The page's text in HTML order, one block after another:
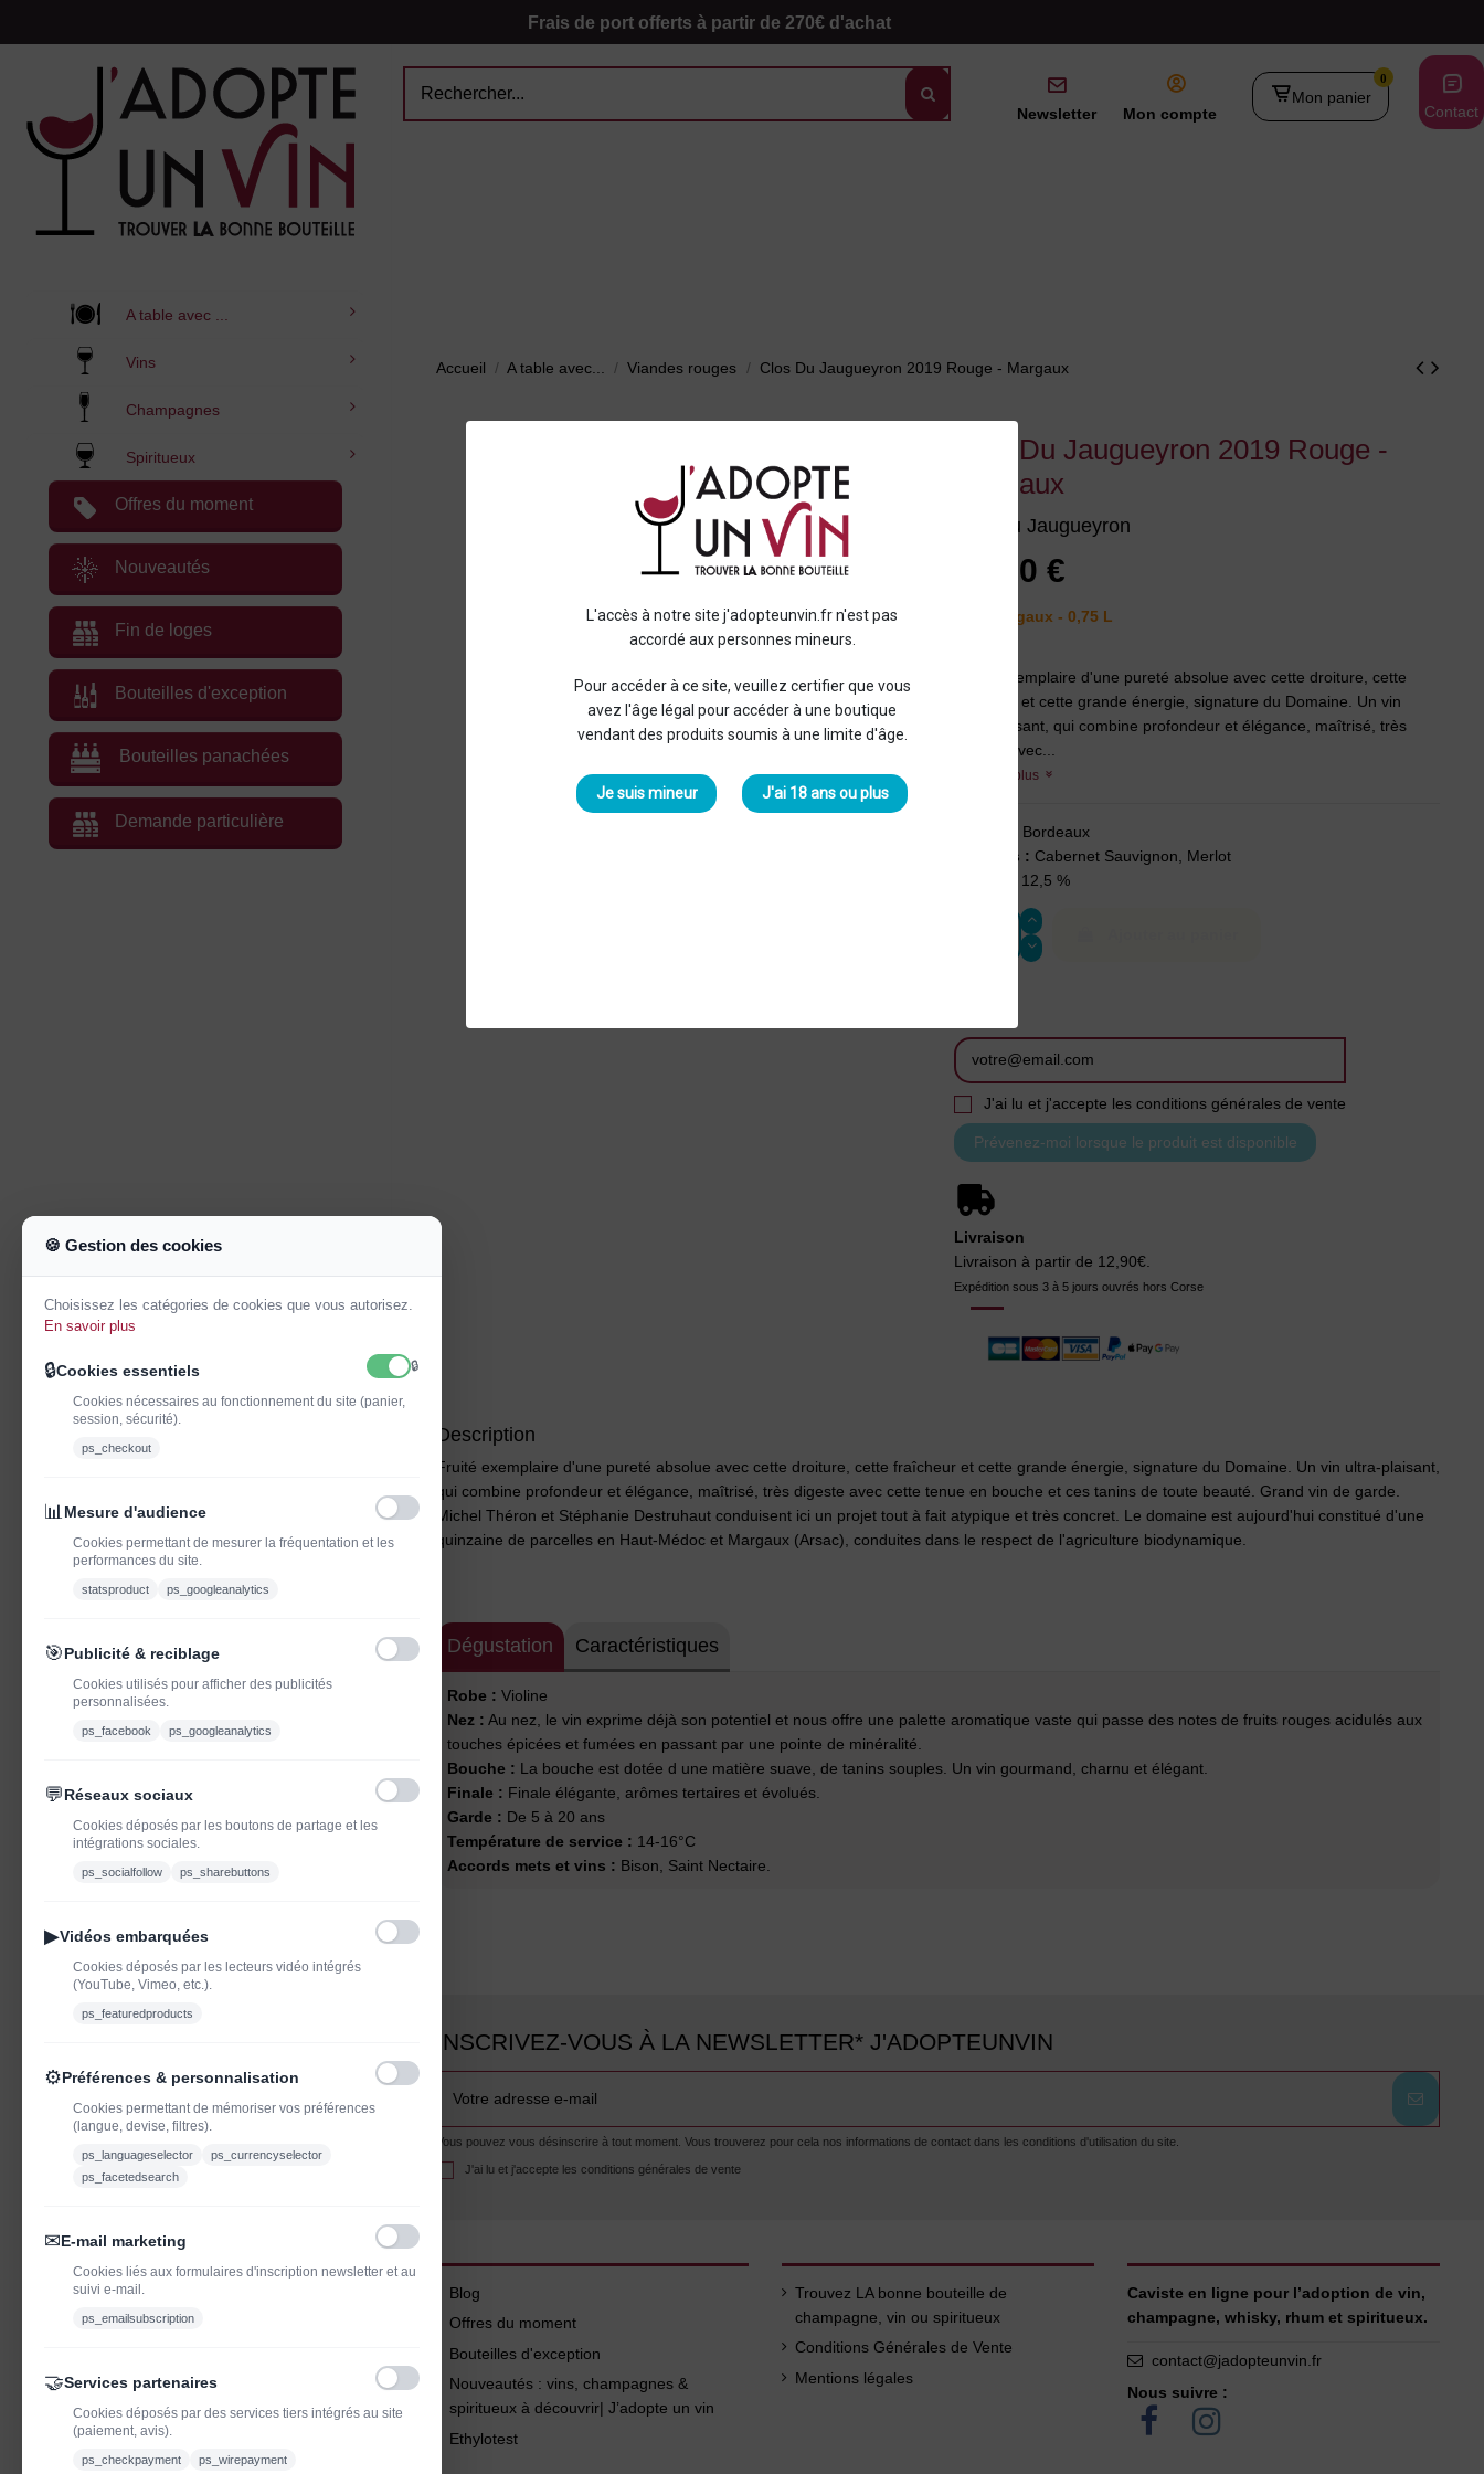
L'accès à notre site j'adopteunvin.fr n'est pas
accordé aux personnes mineurs.
Pour accéder à ce site, veuillez certifier que vous
avez l'âge légal pour accéder à une boutique
vendant des produits soumis à une limite d'âge.
Je suis mineur J'ai 18 ans ou plus
Frais de port offerts à partir de 270€ d'achat
Newsletter Mon compte
0
Mon panier
Contact
A table avec ...
Vins
Champagnes
Spiritueux
Offres du moment
Nouveautés
Fin de loges
Bouteilles d'exception
Bouteilles panachées
Demande particulière
Accueil A table avec... Viandes rouges Clos Du Jaugueyron 2019 Rouge - Margaux
Clos Du Jaugueyron 2019 Rouge -
Margaux
Clos du Jaugueyron
68,00 €
Aoc Margaux - 0,75 L
Fruité exemplaire d'une pureté absolue avec cette droiture, cette
fraîcheur et cette grande énergie, signature du Domaine. Un vin
ultra-plaisant, qui combine profondeur et élégance, maîtrisé, très
digeste avec...
En savoir plus
Bordeaux
Cépages : Cabernet Sauvignon, Merlot
12,5 %
J'ai lu et j'accepte les conditions générales de vente
Livraison
Livraison à partir de 12,90€.
Expédition sous 3 à 5 jours ouvrés hors Corse
Description
Fruité exemplaire d'une pureté absolue avec cette droiture, cette fraîcheur et cette grande énergie, signature du Domaine. Un vin ultra-plaisant,
qui combine profondeur et élégance, maîtrisé, très digeste avec cette tenue en bouche et ces tanins de toute beauté. Grand vin de garde.
Michel Théron et Stéphanie Destruhaut conduisent ici un projet tout à fait atypique et très concret. Le domaine est aujourd'hui constitué d'une
quinzaine de parcelles en Haut-Médoc et Margaux (Arsac), conduites dans le respect de l'agriculture biodynamique.
Dégustation Caractéristiques
Robe : Violine
Nez : Au nez, le vin exprime déjà son potentiel et nous offre une palette aromatique vaste qui passe des notes de fruits rouges acidulés aux
touches épicées et fumées en passant par une pointe de minéralité.
Bouche : La bouche est dotée d une matière suave, de tanins souples. Un vin gourmand, charnu et élégant.
Finale : Finale élégante, arômes tertaires et évolués.
Garde : De 5 à 20 ans
Température de service : 14-16°C
Accords mets et vins : Bison, Saint Nectaire.
INSCRIVEZ-VOUS À LA NEWSLETTER* J'ADOPTEUNVIN
Vous pouvez vous désinscrire à tout moment. Vous trouverez pour cela nos informations de contact dans les conditions d'utilisation du site.
J'ai lu et j'accepte les conditions générales de vente
Blog
Offres du moment
Bouteilles d'exception
Nouveautés : vins, champagnes &
spiritueux à découvrir| J’adopte un vin
Ethylotest
Trouvez LA bonne bouteille de
champagne, vin ou spiritueux
Conditions Générales de Vente
Mentions légales
Caviste en ligne pour l’adoption de vin,
champagne, whisky, rhum et spiritueux.
contact@jadopteunvin.fr
Nous suivre :
🍪 Gestion des cookies
Choisissez les catégories de cookies que vous autorisez.
En savoir plus
🔒Cookies essentiels 🔒
Cookies nécessaires au fonctionnement du site (panier,
session, sécurité).
ps_checkout
📊 Mesure d'audience
Cookies permettant de mesurer la fréquentation et les
performances du site.
statsproduct ps_googleanalytics
🎯Publicité & reciblage
Cookies utilisés pour afficher des publicités
personnalisées.
ps_facebook ps_googleanalytics
💬Réseaux sociaux
Cookies déposés par les boutons de partage et les
intégrations sociales.
ps_socialfollow ps_sharebuttons
▶Vidéos embarquées
Cookies déposés par les lecteurs vidéo intégrés
(YouTube, Vimeo, etc.).
ps_featuredproducts
⚙Préférences & personnalisation
Cookies permettant de mémoriser vos préférences
(langue, devise, filtres).
ps_languageselector
ps_currencyselector
ps_facetedsearch
✉E-mail marketing
Cookies liés aux formulaires d'inscription newsletter et au
suivi e-mail.
ps_emailsubscription
🤝Services partenaires
Cookies déposés par des services tiers intégrés au site
(paiement, avis).
ps_checkpayment ps_wirepayment